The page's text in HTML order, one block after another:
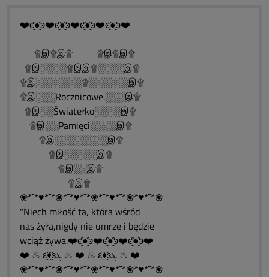
❤️ͼ̮̑●̮̑ͽ❤️ͼ̮̑●̮̑ͽ❤️ͼ̮̑●̮̑ͽ❤️ͼ̮̑●̮̑ͽ❤️
۩இ۩இ۩ ۩இ۩இ۩
۩இ░░░░۩இஇ۩░░░░இ۩
۩இ░░░░░░░۩░░░░░░இ۩
۩இ░░░Rocznicowe.░░░இ۩
۩இ░░Światełko░░░░இ۩
۩இ░░Pamięci░░░░இ۩
۩இ░░░░░░░░இ۩
۩இ░░░░░இ۩
۩இ░░இ۩
۩இ۩
❀*¯*♥*¯*❀*¯*♥*¯*❀*¯*♥*¯*❀*♥*¯*❀
"Niech miłość ta, która wśród
nas żyła,nigdy nie umrze i będzie
wciąż żywa.❤️ͼ̮̑●̮̑ͽ❤️ͼ̮̑●̮̑ͽ❤️ͼ̮̑●̮̑ͽ❤️
❤️ ♨ ԑ̮̑♦̮̑ɜܓ ♨ ❤️ ♨ ԑ̮̑♦̮̑ɜܓ ♨ ❤️
❀*¯*♥*¯*❀*¯*♥*¯*❀*¯*♥*¯*❀*♥*¯*❀